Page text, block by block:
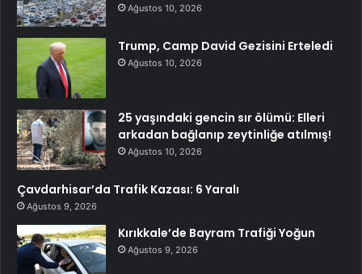
Ağustos 10, 2026
Trump, Camp David Gezisini Erteledi
Ağustos 10, 2026
25 yaşındaki gencin sır ölümü: Elleri
arkadan bağlanıp zeytinliğe atılmış!
Ağustos 10, 2026
Çavdarhisar’da Trafik Kazası: 6 Yaralı
Ağustos 9, 2026
Kırıkkale’de Bayram Trafiği Yoğun
Ağustos 9, 2026